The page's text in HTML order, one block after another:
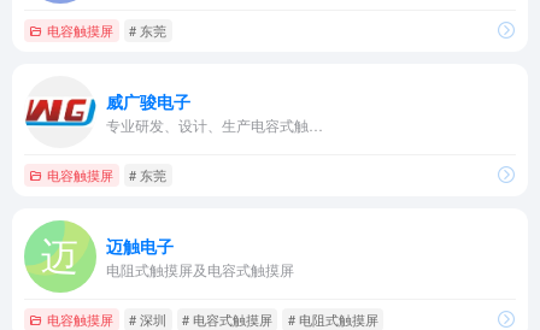
电容触摸屏 # 东莞
威广骏电子
专业研发、设计、生产电容式触…
电容触摸屏 # 东莞
迈触电子
电阻式触摸屏及电容式触摸屏
电容触摸屏 # 深圳 # 电容式触摸屏 # 电阻式触摸屏